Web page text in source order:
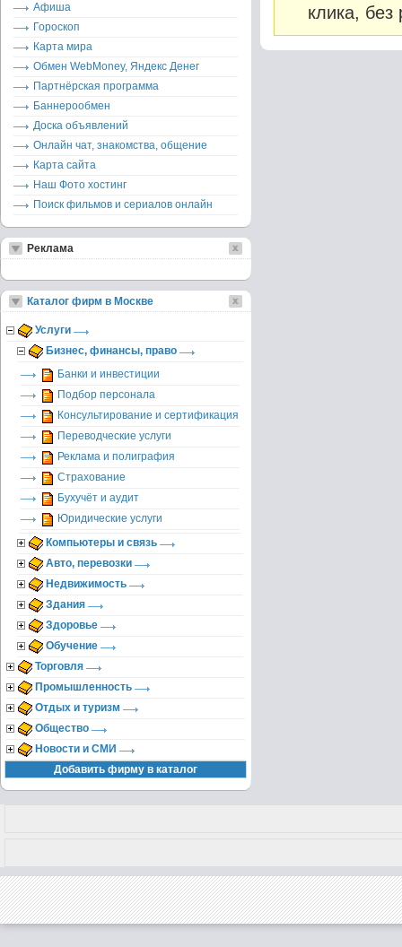
клика, без
Афиша
Гороскоп
Карта мира
Обмен WebMoney, Яндекс Денег
Партнёрская программа
Баннерообмен
Доска объявлений
Онлайн чат, знакомства, общение
Карта сайта
Наш Фото хостинг
Поиск фильмов и сериалов онлайн
Реклама
Каталог фирм в Москве
Услуги
Бизнес, финансы, право
Банки и инвестиции
Подбор персонала
Консультирование и сертификация
Переводческие услуги
Реклама и полиграфия
Страхование
Бухучёт и аудит
Юридические услуги
Компьютеры и связь
Авто, перевозки
Недвижимость
Здания
Здоровье
Обучение
Торговля
Промышленность
Отдых и туризм
Общество
Новости и СМИ